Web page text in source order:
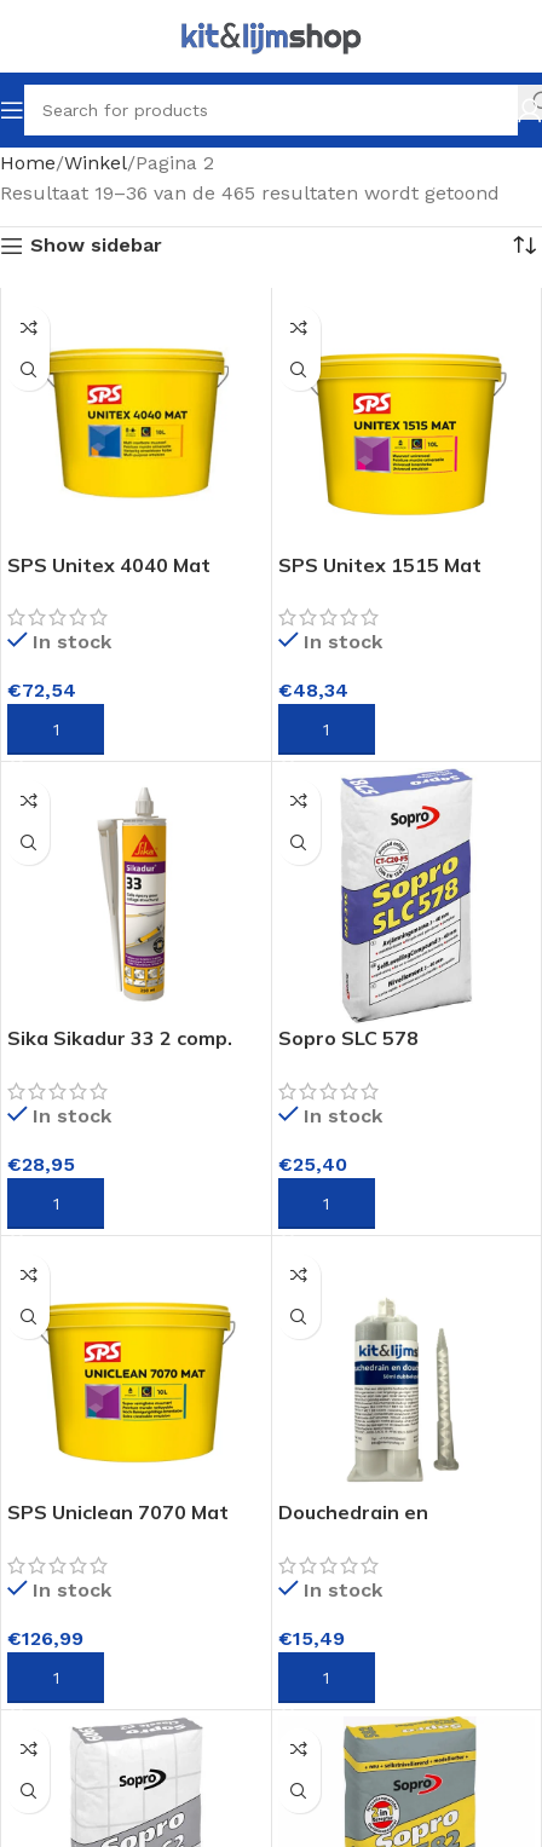
Home Winkel Pagina 2
Resultaat 19–36 van de 465 resultaten wordt getoond
Show sidebar
SPS Unitex 4040 Mat
In stock
€72,54
SPS Unitex 1515 Mat
In stock
€48,34
Sika Sikadur 33 2 comp.
250ml
In stock
€28,95
Sopro SLC 578
In stock
€25,40
SPS Uniclean 7070 Mat
In stock
€126,99
Douchedrain en
componenten epoxy 50ml
In stock
€15,49